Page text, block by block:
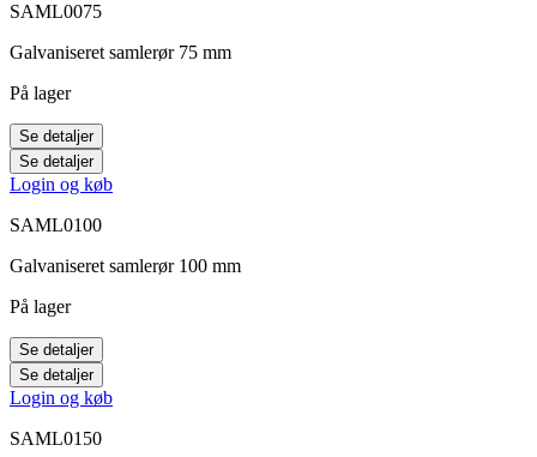
SAML0075
Galvaniseret samlerør 75 mm
På lager
Se detaljer
Se detaljer
Login og køb
SAML0100
Galvaniseret samlerør 100 mm
På lager
Se detaljer
Se detaljer
Login og køb
SAML0150